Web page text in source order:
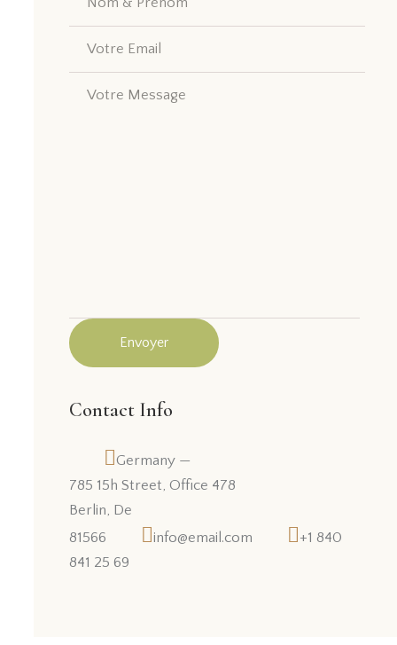
Contact Info
Germany —
785 15h Street, Office 478
Berlin, De
81566
info@email.com
+1 840
841 25 69